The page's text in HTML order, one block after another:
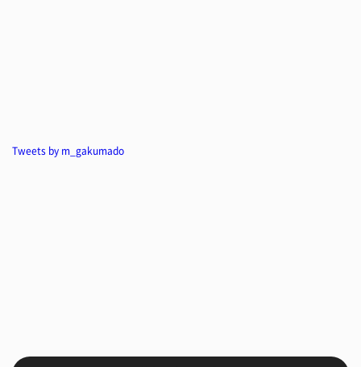
Tweets by m_gakumado